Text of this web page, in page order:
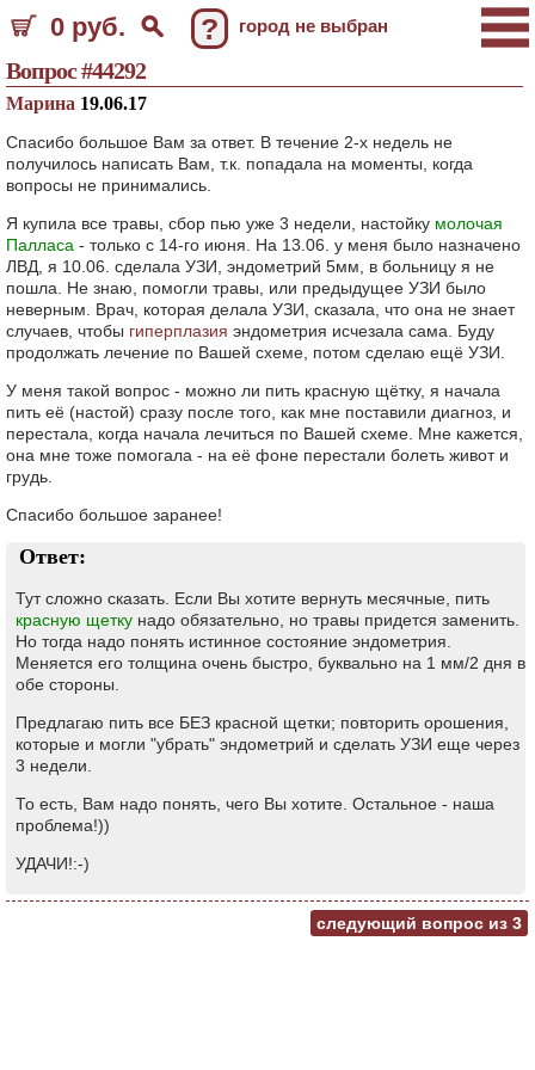
0 руб. ? город не выбран
Вопрос #44292
Марина 19.06.17
Спасибо большое Вам за ответ. В течение 2-х недель не
получилось написать Вам, т.к. попадала на моменты, когда
вопросы не принимались.
Я купила все травы, сбор пью уже 3 недели, настойку молочая
Палласа - только с 14-го июня. На 13.06. у меня было назначено
ЛВД, я 10.06. сделала УЗИ, эндометрий 5мм, в больницу я не
пошла. Не знаю, помогли травы, или предыдущее УЗИ было
неверным. Врач, которая делала УЗИ, сказала, что она не знает
случаев, чтобы гиперплазия эндометрия исчезала сама. Буду
продолжать лечение по Вашей схеме, потом сделаю ещё УЗИ.
У меня такой вопрос - можно ли пить красную щётку, я начала
пить её (настой) сразу после того, как мне поставили диагноз, и
перестала, когда начала лечиться по Вашей схеме. Мне кажется,
она мне тоже помогала - на её фоне перестали болеть живот и
грудь.
Спасибо большое заранее!
Ответ:
Тут сложно сказать. Если Вы хотите вернуть месячные, пить
красную щетку надо обязательно, но травы придется заменить.
Но тогда надо понять истинное состояние эндометрия.
Меняется его толщина очень быстро, буквально на 1 мм/2 дня в
обе стороны.
Предлагаю пить все БЕЗ красной щетки; повторить орошения,
которые и могли "убрать" эндометрий и сделать УЗИ еще через
3 недели.
То есть, Вам надо понять, чего Вы хотите. Остальное - наша
проблема!))
УДАЧИ!:-)
следующий вопрос из 3